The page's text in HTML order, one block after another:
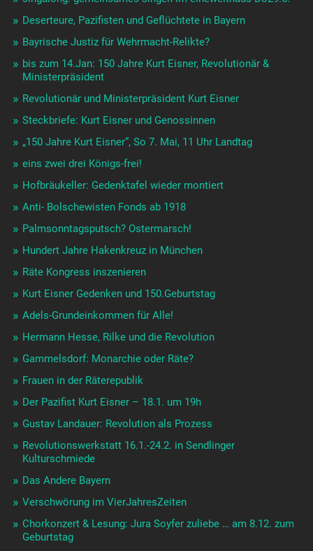
Deserteure, Pazifisten und Geflüchtete in Bayern
Bayrische Justiz für Wehrmacht-Relikte?
bis zum 14.Jan: 150 Jahre Kurt Eisner, Revolutionär &
Ministerpräsident
Revolutionär und Ministerpräsident Kurt Eisner
Steckbriefe: Kurt Eisner und Genossinnen
„150 Jahre Kurt Eisner“, So 7. Mai, 11 Uhr Landtag
eins zwei drei Königs-frei!
Hofbräukeller: Gedenktafel wieder montiert
Anti- Bolschewisten Fonds ab 1918
Palmsonntagsputsch? Ostermarsch!
Hundert Jahre Hakenkreuz in München
Räte Kongress inszenieren
Kurt Eisner Gedenken und 150.Geburtstag
Adels-Grundeinkommen für Alle!
Hermann Hesse, Rilke und die Revolution
Gammelsdorf: Monarchie oder Räte?
Frauen in der Räterepublik
Der Pazifist Kurt Eisner – 18.1. um 19h
Gustav Landauer: Revolution als Prozess
Revolutionswerkstatt 16.1.-24.2. in Sendlinger
Kulturschmiede
Das Andere Bayern
Verschwörung im VierJahresZeiten
Chorkonzert & Lesung: Jura Soyfer zuliebe … am 8.12. zum
Geburtstag